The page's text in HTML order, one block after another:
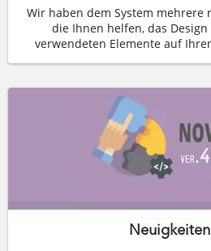
Wir haben dem System mehrere
die Ihnen helfen, das
verwendeten Elemente auf